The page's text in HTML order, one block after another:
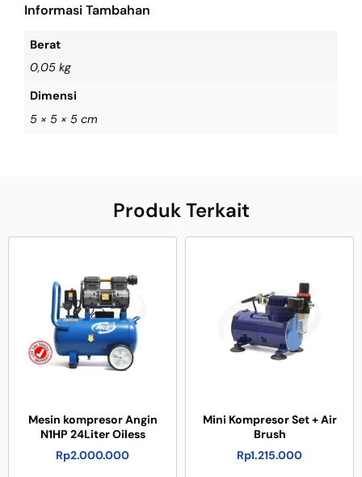
Informasi Tambahan
Berat
0,05 kg
Dimensi
5 × 5 × 5 cm
Produk Terkait
Mesin kompresor Angin
N1HP 24Liter Oiless
Rp2.000.000
Mini Kompresor Set + Air
Brush
Rp1.215.000